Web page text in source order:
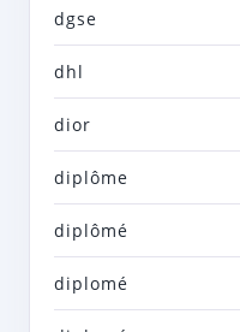
dgse
dhl
dior
diplôme
diplômé
diplomé